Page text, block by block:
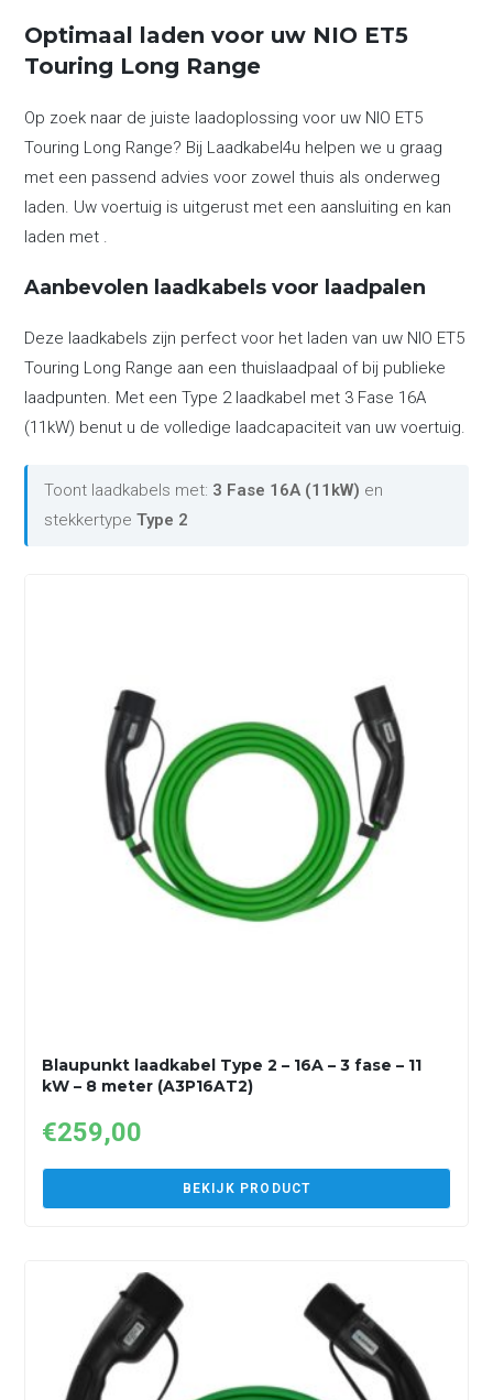
Optimaal laden voor uw NIO ET5
Touring Long Range
Op zoek naar de juiste laadoplossing voor uw NIO ET5
Touring Long Range? Bij Laadkabel4u helpen we u graag
met een passend advies voor zowel thuis als onderweg
laden. Uw voertuig is uitgerust met een aansluiting en kan
laden met .
Aanbevolen laadkabels voor laadpalen
Deze laadkabels zijn perfect voor het laden van uw NIO ET5
Touring Long Range aan een thuislaadpaal of bij publieke
laadpunten. Met een Type 2 laadkabel met 3 Fase 16A
(11kW) benut u de volledige laadcapaciteit van uw voertuig.
Toont laadkabels met: 3 Fase 16A (11kW) en
stekkertypeType 2
Blaupunkt laadkabel Type 2 – 16A – 3 fase – 11
kW – 8 meter (A3P16AT2)
€259,00
BEKIJK PRODUCT